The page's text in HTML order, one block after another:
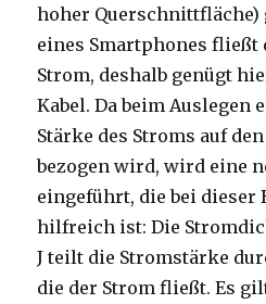
hoher Querschnittfläche)
eines Smartphones
Strom, deshalb genügt
Kabel. Da beim Auslegen
Stärke des Stroms auf
bezogen wird, wird eine
eingeführt, die bei dieser
hilfreich ist: Die
J teilt die Stromstärke
die der Strom fließt. Es